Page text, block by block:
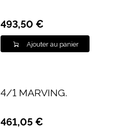
493,50 €
Ajouter au panier
4/1 MARVING.
461,05 €